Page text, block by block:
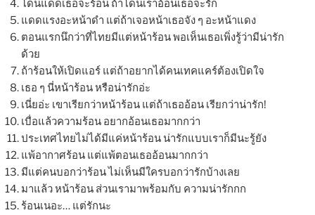
โดนแดดเธอจะร้อน ถ้าโดนเราอ้อนเธอจะรัก
แดดแรงอะหน้าดำ แต่ถ้าเจอหน้าเธอจัง ๆ อะหน้าแดง
ตอนแรกนึกว่าที่ไทยมีแต่หน้าร้อน พอเห็นเธอเพิ่งรู้ว่ามีน่ารัก
ด้วย
ถ้าร้อนให้เปิดแอร์ แต่ถ้าอยากได้คนเทคแคร์ต้องเปิดใจ
เธอ ๆ นี่หน้าร้อน หรือน่ารักอ่ะ
เนี่ยอ่ะ เขาเรียกว่าหน้าร้อน แต่ถ้าเธออ้อน เรียกว่าน่ารัก!
เบื่อแล้วความร้อน อยากอ้อนเธอมากกว่า
ประเทศไทยไม่ได้มีแค่หน้าร้อน น่ารักแบบเราก็มีนะรู้ยัง
แพ้อากาศร้อน แต่แพ้ตอนเธออ้อนมากกว่า
มีแต่คนบอกว่าร้อน ไม่เห็นมีใครบอกว่ารักบ้างเลย
มาแล้ว หน้าร้อน ส่วนเรามาพร้อมกับ ความน่ารักกก
ร้อนเนอะ… แต่รักนะ